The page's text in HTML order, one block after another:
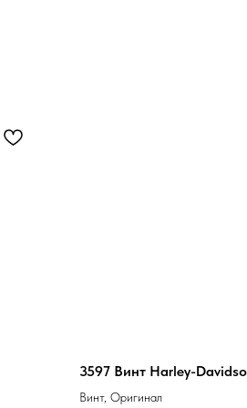
3597 Винт Harley-
Винт, Оригинал